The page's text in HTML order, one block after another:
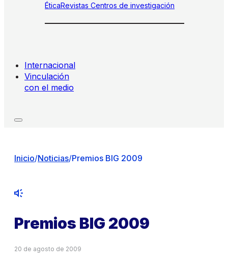
ÉticaRevistas Centros de investigación
Internacional
Vinculación
con el medio
Inicio/Noticias/Premios BIG 2009
Premios BIG 2009
20 de agosto de 2009